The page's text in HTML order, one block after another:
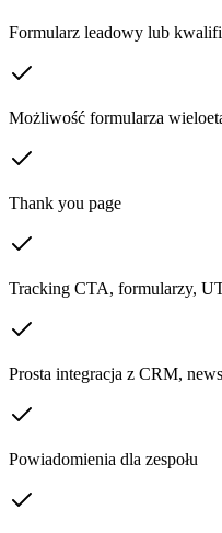
Formularz leadowy lub
Możliwość formularza
Thank you page
Tracking CTA, formularzy,
Prosta integracja z CRM,
Powiadomienia dla zespołu